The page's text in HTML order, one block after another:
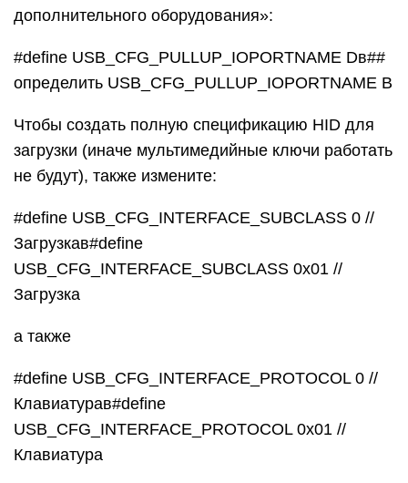
дополнительного оборудования»:
#define USB_CFG_PULLUP_IOPORTNAME Dв##
определить USB_CFG_PULLUP_IOPORTNAME B
Чтобы создать полную спецификацию HID для
загрузки (иначе мультимедийные ключи работать
не будут), также измените:
#define USB_CFG_INTERFACE_SUBCLASS 0 //
Загрузкав#define
USB_CFG_INTERFACE_SUBCLASS 0x01 //
Загрузка
а также
#define USB_CFG_INTERFACE_PROTOCOL 0 //
Клавиатурав#define
USB_CFG_INTERFACE_PROTOCOL 0x01 //
Клавиатура